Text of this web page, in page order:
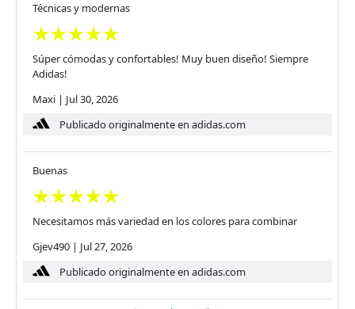
Técnicas y modernas
Súper cómodas y confortables! Muy buen diseño! Siempre
Adidas!
Maxi | Jul 30, 2026
Publicado originalmente en adidas.com
Buenas
Necesitamos más variedad en los colores para combinar
Gjev490 | Jul 27, 2026
Publicado originalmente en adidas.com